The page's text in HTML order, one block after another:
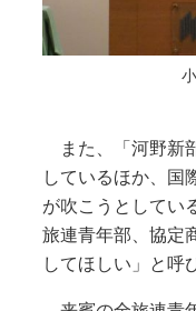
また、「河野新
しているほか、国
が吹こうとしてい
旅連青年部、協定
してほしい」と呼